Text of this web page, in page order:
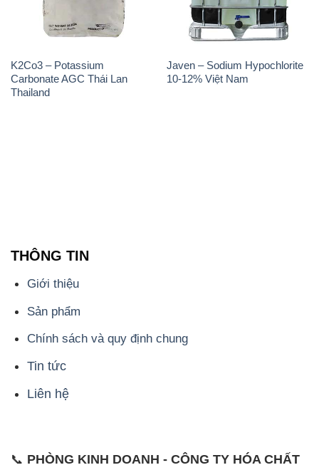
K2Co3 – Potassium
Carbonate AGC Thái Lan
Thailand
Javen – Sodium Hypochlorite
10-12% Việt Nam
THÔNG TIN
Giới thiệu
Sản phẩm
Chính sách và quy định chung
Tin tức
Liên hệ
📞 PHÒNG KINH DOANH - CÔNG TY HÓA CHẤT